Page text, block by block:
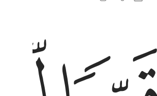
قَيِّمًۭا لِّيُنذِرَ بَأْسًۭا شَدِيدًۭا مِّن لَّدُنْهُ وَيُبَشِّرَ